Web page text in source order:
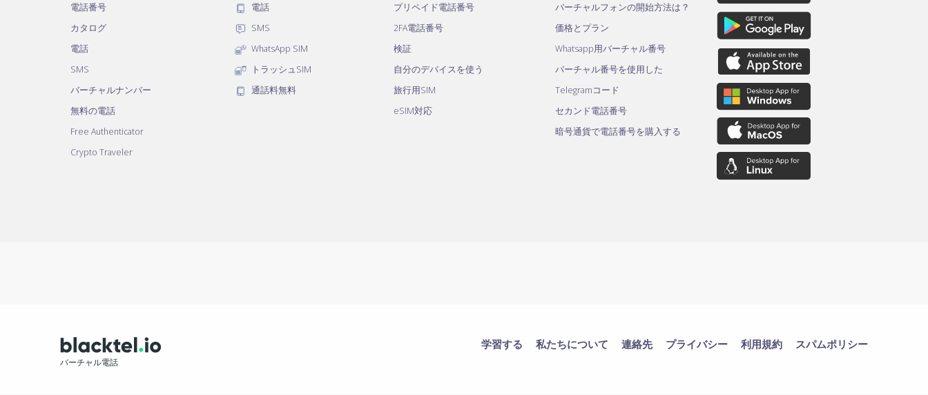
電話番号
カタログ
電話
SMS
バーチャルナンバー
無料の電話
Free Authenticator
Crypto Traveler
電話
SMS
WhatsApp SIM
トラッシュSIM
通話料無料
プリペイド電話番号
2FA電話番号
検証
自分のデバイスを使う
旅行用SIM
eSIM対応
バーチャルフォンの開始方法は？
価格とプラン
Whatsapp用バーチャル番号
バーチャル番号を使用した
Telegramコード
セカンド電話番号
暗号通貨で電話番号を購入する
バーチャル電話
学習する 私たちについて 連絡先 プライバシー 利用規約 スパムポリシー